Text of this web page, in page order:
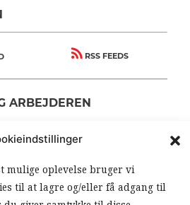
mulige oplevelse bruger vi
til at lagre og/eller få adgang til
RSS FEEDS
ARBEJDEREN
| |